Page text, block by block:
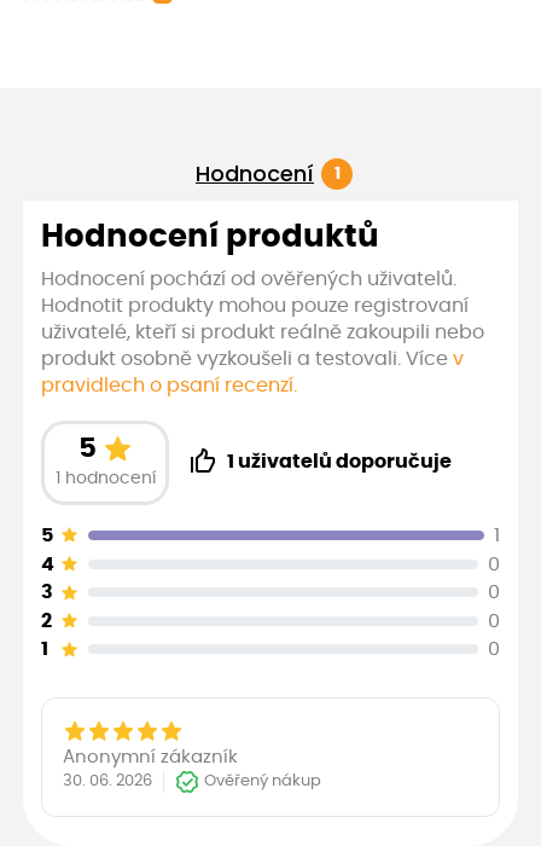
Hodnocení 1
Hodnocení produktů
Hodnocení pochází od ověřených uživatelů.
Hodnotit produkty mohou pouze registrovaní
uživatelé, kteří si produkt reálně zakoupili nebo
produkt osobně vyzkoušeli a testovali. Více v
pravidlech o psaní recenzí.
5
1 hodnocení
1 uživatelů doporučuje
5
1
4
0
3
0
2
0
1
0
Anonymní zákazník
30. 06. 2026 Ověřený nákup